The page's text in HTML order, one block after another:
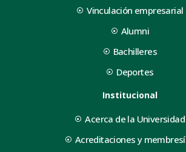
Vinculación empresarial
Alumni
Bachilleres
Deportes
Institucional
Acerca de la Universidad
Acreditaciones y